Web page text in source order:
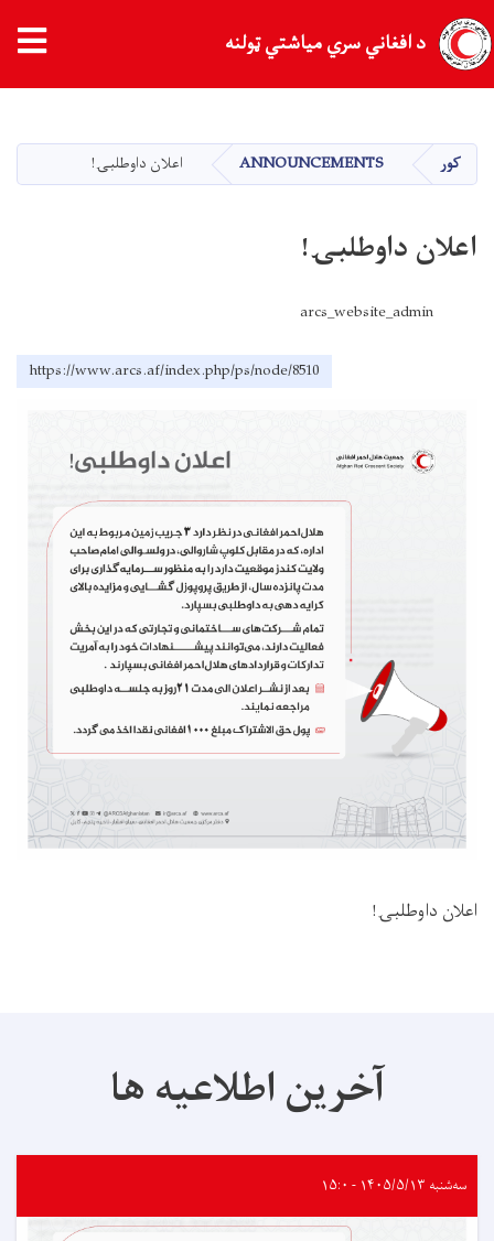
دانګل
د افغاني سري میاشتي ټولنه
کور ANNOUNCEMENTS اعلان داوطلبۍ!
اعلان داوطلبۍ!
arcs_website_admin
https://www.arcs.af/index.php/ps/node/8510
اعلان داوطلبۍ!
آخرین اطلاعیه ها
سه‌شنبه ۱۴۰۵/۵/۱۳ - ۱۵:۰